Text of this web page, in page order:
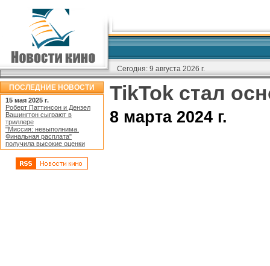
Сегодня: 9 августа 2026 г.
ПОСЛЕДНИЕ НОВОСТИ
15 мая 2025 г.
Роберт Паттинсон и Дензел
Вашингтон сыграют в
триллере
"Миссия: невыполнима.
Финальная расплата"
получила высокие оценки
TikTok стал
8 марта 2024 г.